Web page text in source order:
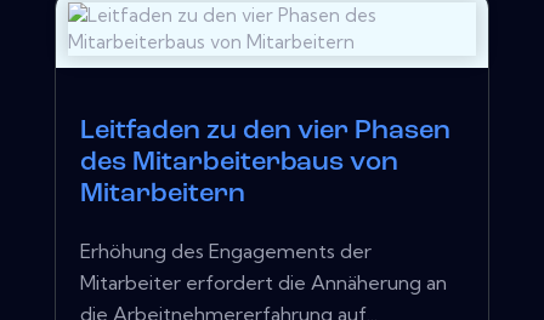
Leitfaden zu den vier Phasen
des Mitarbeiterbaus von
Mitarbeitern
Erhöhung des Engagements der
Mitarbeiter erfordert die Annäherung an
die Arbeitnehmererfahrung auf...